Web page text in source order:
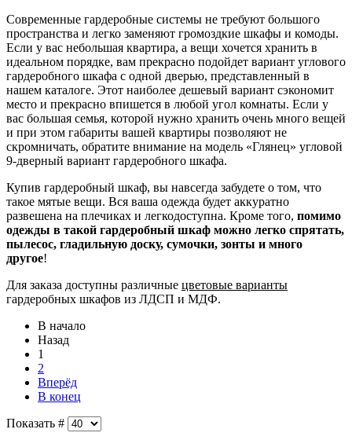
Современные гардеробные системы не требуют большого
пространства и легко заменяют громоздкие шкафы и комоды.
Если у вас небольшая квартира, а вещи хочется хранить в
идеальном порядке, вам прекрасно подойдет вариант углового
гардеробного шкафа с одной дверью, представленный в
нашем каталоге. Этот наиболее дешевый вариант сэкономит
место и прекрасно впишется в любой угол комнаты. Если у
вас большая семья, которой нужно хранить очень много вещей
и при этом габариты вашей квартиры позволяют не
скромничать, обратите внимание на модель «Глянец» угловой
9-дверный вариант гардеробного шкафа.
Купив гардеробный шкаф, вы навсегда забудете о том, что
такое мятые вещи. Вся ваша одежда будет аккуратно
развешена на плечиках и легкодоступна. Кроме того, помимо
одежды в такой гардеробный шкаф можно легко спрятать,
пылесос, гладильную доску, сумочки, зонты и много
другое!
Для заказа доступны различные цветовые варианты
гардеробных шкафов из ЛДСП и МДФ.
В начало
Назад
1
2
Вперёд
В конец
Показать #